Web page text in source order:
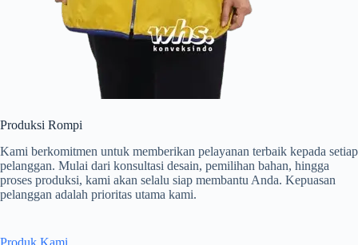
Produksi Rompi
Kami berkomitmen untuk memberikan pelayanan terbaik kepada setiap
pelanggan. Mulai dari konsultasi desain, pemilihan bahan, hingga
proses produksi, kami akan selalu siap membantu Anda. Kepuasan
pelanggan adalah prioritas utama kami.
Produk Kami